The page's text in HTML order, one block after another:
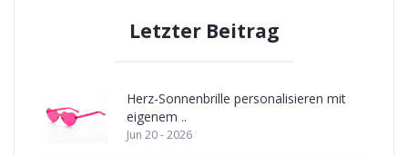
Letzter Beitrag
Herz-Sonnenbrille personalisieren mit
eigenem ..
Jun 20 - 2026